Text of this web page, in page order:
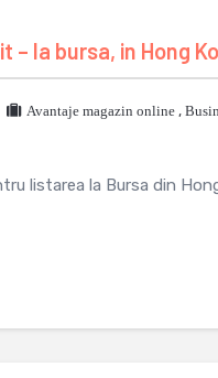
– la bursa, in Hong
Avantaje magazin online ,
listarea la Bursa din